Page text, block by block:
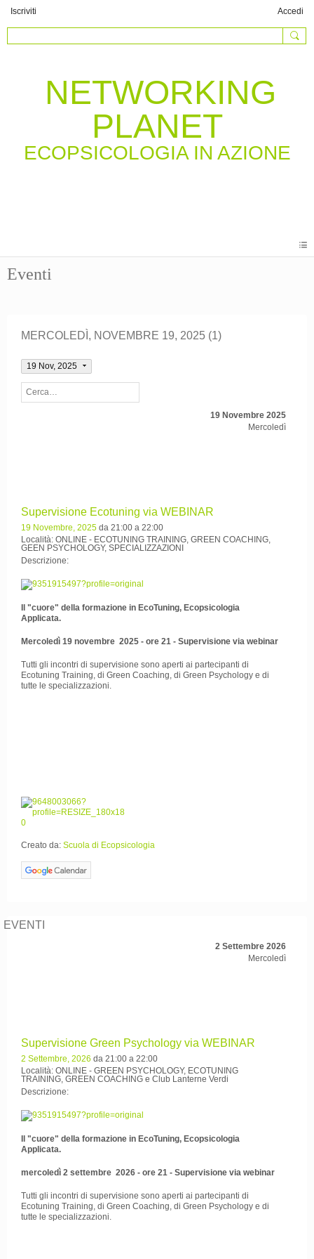
Iscriviti Accedi
NETWORKING
PLANET
Eventi
MERCOLEDÌ, NOVEMBRE 19, 2025 (1)
19 Nov, 2025
19 Novembre 2025
Mercoledì
Supervisione Ecotuning via WEBINAR
19 Novembre, 2025 da 21:00 a 22:00
Località: ONLINE - ECOTUNING TRAINING, GREEN COACHING,
GEEN PSYCHOLOGY, SPECIALIZZAZIONI
Descrizione:
Il "cuore" della formazione in EcoTuning, Ecopsicologia
Applicata.
Mercoledì 19 novembre 2025 - ore 21 - Supervisione via webinar
Tutti gli incontri di supervisione sono aperti ai partecipanti di
Ecotuning Training, di Green Coaching, di Green Psychology e di
tutte le specializzazioni.
Creato da: Scuola di Ecopsicologia
EVENTI
2 Settembre 2026
Mercoledì
Supervisione Green Psychology via WEBINAR
2 Settembre, 2026 da 21:00 a 22:00
Località: ONLINE - GREEN PSYCHOLOGY, ECOTUNING
TRAINING, GREEN COACHING e Club Lanterne Verdi
Descrizione:
Il "cuore" della formazione in EcoTuning, Ecopsicologia
Applicata.
mercoledì 2 settembre 2026 - ore 21 - Supervisione via webinar
Tutti gli incontri di supervisione sono aperti ai partecipanti di
Ecotuning Training, di Green Coaching, di Green Psychology e di
tutte le specializzazioni.